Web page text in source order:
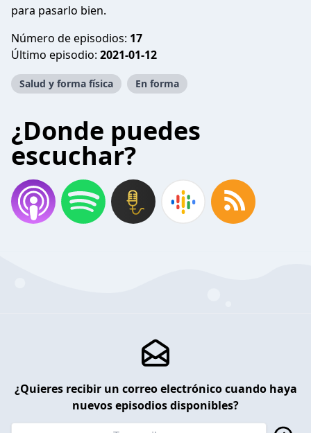
para pasarlo bien.
Número de episodios: 17
Último episodio: 2021-01-12
Salud y forma física En forma
¿Donde puedes
escuchar?
¿Quieres recibir un correo electrónico cuando haya
nuevos episodios disponibles?